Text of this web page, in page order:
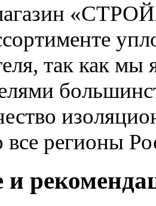
так как
все регионы
и